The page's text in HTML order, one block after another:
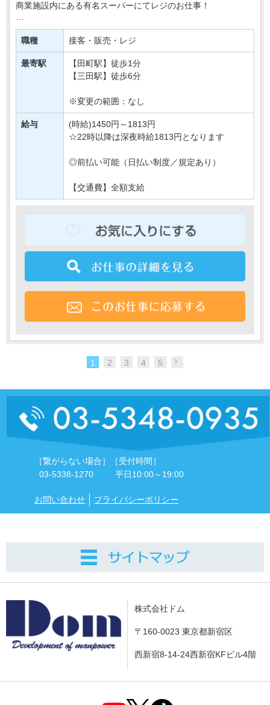
商業施設内にある有名スーパーにてレジのお仕事！
あなたには、レジでの商品の清算や、
買い物かごの片付けなどをおまかせ♪
とってもシンプルなお仕事なので
はじめてさんでも安心・・・
職種 接客・販売・レジ
最寄駅
【田町駅】徒歩1分
【三田駅】徒歩6分
※変更の範囲：なし
給与
(時給)1450円～1813円
☆22時以降は深夜時給1813円となります
◎前払い可能（日払い制度／規定あり）
【交通費】全額支給
1 2 3 4 5
［繋がらない場合］
03-5338-1270
［受付時間］
平日10:00～19:00
お問い合わせ プライバシーポリシー
株式会社ドム
〒160-0023 東京都新宿区
西新宿8-14-24西新宿KFビル4階